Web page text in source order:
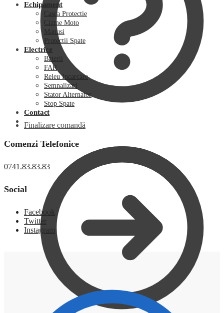
Finalizare comandă
Echipament
Casca Protectie
Cizme Moto
Manusi
Protectii Spate
Electrice
Baterii
FAR
Releu Incarcare
Semnalizari
Stator Alternator
Stop Spate
Contact
Comenzi Telefonice
0741.83.83.83
Social
Facebook
Twitter
Instagram